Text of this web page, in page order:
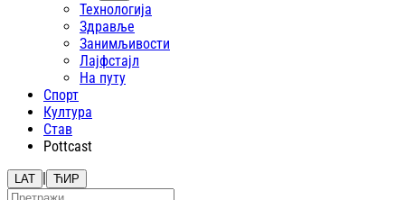
Технологија
Здравље
Занимљивости
Лајфстajл
На путу
Спорт
Култура
Став
Pottcast
LAT | ЋИР